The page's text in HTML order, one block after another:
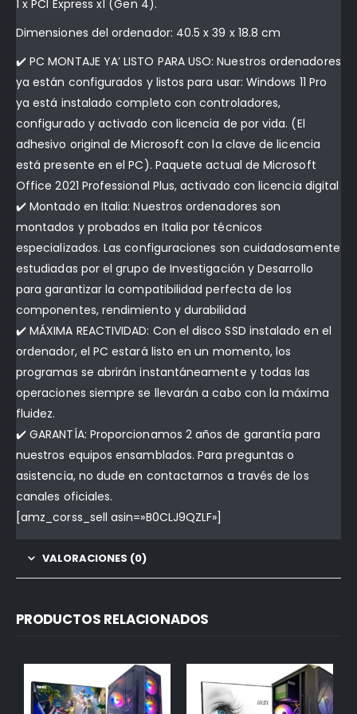
1 x PCI Express x1 (Gen 4).
Dimensiones del ordenador: 40.5 x 39 x 18.8 cm
✔️ PC MONTAJE YA’ LISTO PARA USO: Nuestros ordenadores
ya están configurados y listos para usar: Windows 11 Pro
ya está instalado completo con controladores,
configurado y activado con licencia de por vida. (El
adhesivo original de Microsoft con la clave de licencia
está presente en el PC). Paquete actual de Microsoft
Office 2021 Professional Plus, activado con licencia digital
✔️ Montado en Italia: Nuestros ordenadores son
montados y probados en Italia por técnicos
especializados. Las configuraciones son cuidadosamente
estudiadas por el grupo de Investigación y Desarrollo
para garantizar la compatibilidad perfecta de los
componentes, rendimiento y durabilidad
✔️ MÁXIMA REACTIVIDAD: Con el disco SSD instalado en el
ordenador, el PC estará listo en un momento, los
programas se abrirán instantáneamente y todas las
operaciones siempre se llevarán a cabo con la máxima
fluidez.
✔️ GARANTÍA: Proporcionamos 2 años de garantía para
nuestros equipos ensamblados. Para preguntas o
asistencia, no dude en contactarnos a través de los
canales oficiales.
[amz_corss_sell asin=»B0CLJ9QZLF»]
VALORACIONES (0)
PRODUCTOS RELACIONADOS